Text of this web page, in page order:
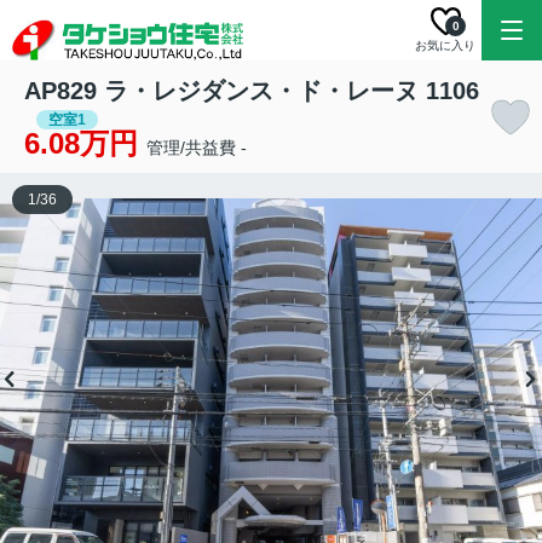
お気に入り
0
AP829 ラ・レジダンス・ド・レーヌ 1106
空室1
6.08万円 管理/共益費 -
1/36